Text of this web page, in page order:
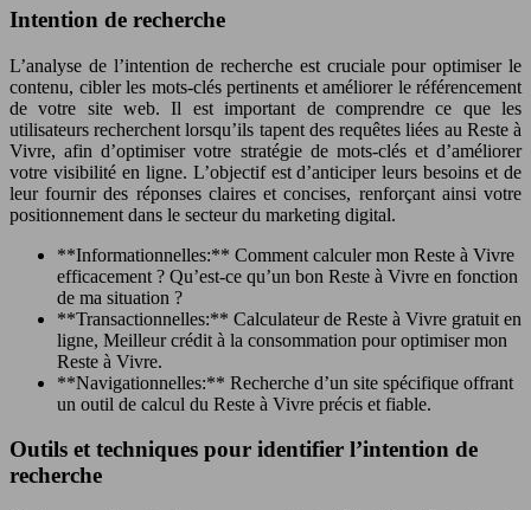
Intention de recherche
L’analyse de l’intention de recherche est cruciale pour optimiser le
contenu, cibler les mots-clés pertinents et améliorer le référencement
de votre site web. Il est important de comprendre ce que les
utilisateurs recherchent lorsqu’ils tapent des requêtes liées au Reste à
Vivre, afin d’optimiser votre stratégie de mots-clés et d’améliorer
votre visibilité en ligne. L’objectif est d’anticiper leurs besoins et de
leur fournir des réponses claires et concises, renforçant ainsi votre
positionnement dans le secteur du marketing digital.
**Informationnelles:** Comment calculer mon Reste à Vivre
efficacement ? Qu’est-ce qu’un bon Reste à Vivre en fonction
de ma situation ?
**Transactionnelles:** Calculateur de Reste à Vivre gratuit en
ligne, Meilleur crédit à la consommation pour optimiser mon
Reste à Vivre.
**Navigationnelles:** Recherche d’un site spécifique offrant
un outil de calcul du Reste à Vivre précis et fiable.
Outils et techniques pour identifier l’intention de
recherche